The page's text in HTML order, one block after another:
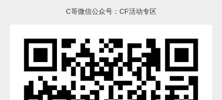
C哥微信公众号：CF活动专区